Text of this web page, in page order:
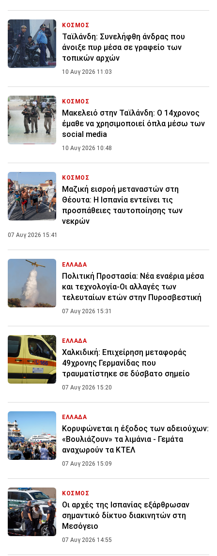
ΚΟΣΜΟΣ
Ταϊλάνδη: Συνελήφθη άνδρας που
άνοιξε πυρ μέσα σε γραφείο των
τοπικών αρχών
10 Αυγ 2026 11:03
ΚΟΣΜΟΣ
Μακελειό στην Ταϊλάνδη: Ο 14χρονος
έμαθε να χρησιμοποιεί όπλα μέσω των
social media
10 Αυγ 2026 10:48
ΚΟΣΜΟΣ
Μαζική εισροή μεταναστών στη
Θέουτα: Η Ισπανία εντείνει τις
προσπάθειες ταυτοποίησης των
νεκρών
07 Αυγ 2026 15:41
ΕΛΛΑΔΑ
Πολιτική Προστασία: Νέα εναέρια μέσα
και τεχνολογία-Οι αλλαγές των
τελευταίων ετών στην Πυροσβεστική
07 Αυγ 2026 15:31
ΕΛΛΑΔΑ
Χαλκιδική: Επιχείρηση μεταφοράς
49χρονης Γερμανίδας που
τραυματίστηκε σε δύσβατο σημείο
07 Αυγ 2026 15:20
ΕΛΛΑΔΑ
Κορυφώνεται η έξοδος των αδειούχων:
«Βουλιάζουν» τα λιμάνια - Γεμάτα
αναχωρούν τα ΚΤΕΛ
07 Αυγ 2026 15:09
ΚΟΣΜΟΣ
Οι αρχές της Ισπανίας εξάρθρωσαν
σημαντικό δίκτυο διακινητών στη
Μεσόγειο
07 Αυγ 2026 14:55